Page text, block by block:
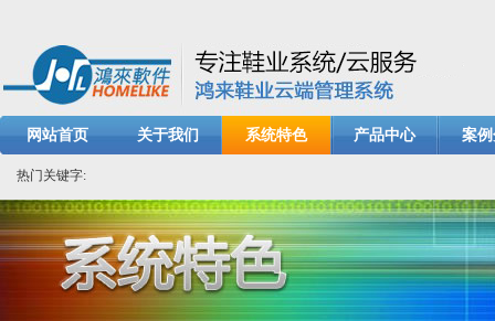
网站首页 关于我们 系统特色 产品中心 案
热门关键字: